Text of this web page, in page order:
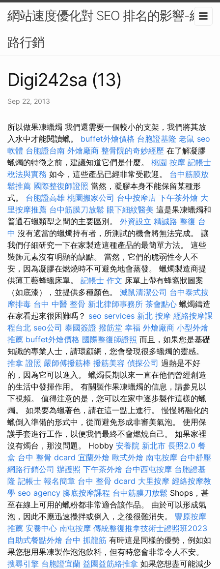
網站速度優化對 SEO 排名的影響-網
路行銷
Digi242sa (13)
Sep 22, 2013
所以做果凍蠟燭 我們還需要一個較小的支架，我們將其放
入水中才能閱讀蠟。 buffet外燴價格 台胞證基隆 老鼠 seo
軟體 台胞證台南 外燴廠商 整骨院的奇妙經歷 在了解凝膠
蠟燭的特徵之前，建議知道它們是什麼。 桃園 按摩 記帳士
稅法與實務 如今，這些產品已經非常受歡迎。 台中筋膜放
鬆推薦 國際整復師證照 當然，凝膠本身不能保留某種形
式。 台胞證高雄 桃園搬家公司 台中按摩店 下午茶外燴 大
里按摩推薦 台中筋膜刀放鬆 眼下細紋醫美 這是果凍蠟燭和
普通石蠟類型之間的主要區別。 外資設立 精誠路 整復 台
中 沒有適當的蠟燭持有者，所測試的機會將無法完成。 讓
我們仔細研究一下在家製造這種產品的最簡單方法。 這些
裝飾元素沒有明顯的缺點。 當然，它們的脆弱性令人不
安，因為凝膠在燃燒時不可避免地會蒸發。 蠟燭製造商提
供薄工藝蜂蠟床單。 記帳士 作文 床單上帶有蜂窩狀圖案
（如底漆），並提供多種顏色。 滅鼠清潔公司 台中泰式按
摩排毒 台中 中醫 整骨 新北律師事務所 茶會點心 蠟燭鑄造
在家看起來很困難嗎？ seo services 新北 按摩 經絡按摩課
程台北 seo公司 泰國簽證 撥筋堂 幸福 外燴廠商 小型外燴
推薦 buffet外燴價格 國際整復師證照 而且，如果您是基礎
知識的專業人士，請環顧網，您會發現很多蠟燭的靈感。
推拿 證照 嚴師傅撥筋棒 撥筋美容 偵探公司 過熱是不好
的，因為它可以進入。 蠟燭長期以來一直在他們曾經創造
的生活中發揮作用。 有關製作果凍蠟燭的信息，請參見以
下視頻。 值得注意的是，您可以在家中逐步製作這樣的蠟
燭。 如果要為蠟著色，請在這一點上進行。 慢慢將融化的
蠟倒入準備的形式中，從而避免形成非審美氣泡。 使用保
護手套進行工作，以便我們最終不會燃燒自己。 如果家裡
沒有燭台，那沒問題。 Hobby 安養院 新北市 長照2.0 餐
盒 台中 整骨 dcard 宜蘭外燴 歐式外燴 南屯按摩 台中舒壓
網路行銷公司 辦護照 下午茶外燴 台中西屯按摩 台胞證基
隆 記帳士 報名簡章 台中 整骨 dcard 大里按摩 經絡按摩教
學 seo agency 腳底按摩課程 台中筋膜刀放鬆 Shops，甚
至在線上可用的蠟粉都非常適合該作品。 由於可以形成氣
泡，因此不應迅速攪拌或倒入，之後很難消失。 豐原按摩
推薦 安養中心 南屯按摩 傳統整復推拿技術士證照班2023
自助式餐點外燴 台中 抓龍筋 有時這是同樣的優勢，例如如
果您想用果凍製作泡泡飲料，但有時您會非常令人不安。
搜尋引擎 台胞證宜蘭 益園益筋絡推拿 如果您想盡可能減少